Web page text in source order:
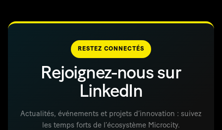
RESTEZ CONNECTÉS
Rejoignez-nous sur
LinkedIn
Actualités, événements et projets d’innovation : suivez
les temps forts de l’écosystème Microcity.